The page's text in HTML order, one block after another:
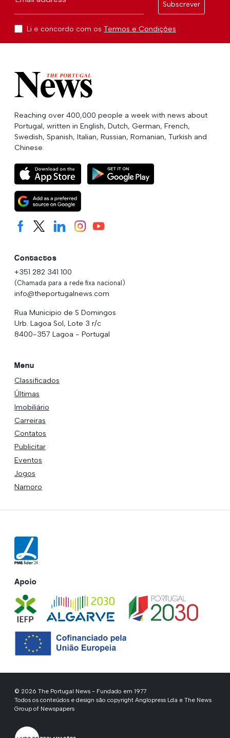
Subscrever
Li e concordo com os Termos e Condições
Reaching over 400,000 people a week with news about
Portugal, written in English, Dutch, German, French,
Swedish, Spanish, Italian, Russian, Romanian, Turkish and
Chinese.
Contactos
+351 282 341 100
(Chamada para a rede fixa nacional)
info@theportugalnews.com
Rua Municipio de S Domingos
Urb. Lagoa Sol, Lote 3 r/c
8400-357 Lagoa - Portugal
Menu
Classificados
Últimas
Imobiliário
Carreiras
Contatos
Publicitar
Eventos
Jogos
Namoro
Apoio
© 2026 The Portugal News - Fundado em 1977
Todos os conteúdos e design são copyright Anglopress Lda e The News
Group of Newspapers